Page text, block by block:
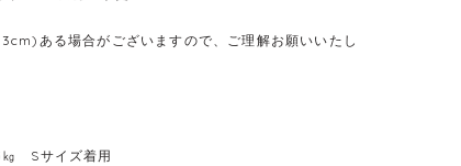
ある場合がございますので、ご理解お願いいたし
Sサイズ着用